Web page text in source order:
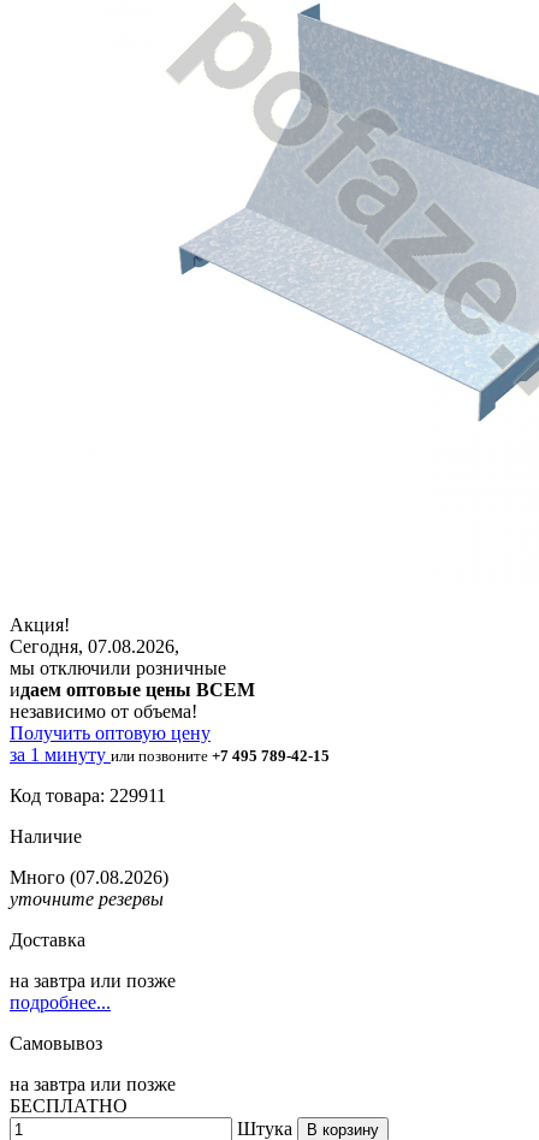
Акция!
Сегодня, 07.08.2026,
мы отключили розничные
идаем оптовые цены ВСЕМ
независимо от объема!
Получить оптовую цену
за 1 минуту или позвоните +7 495 789-42-15
Код товара: 229911
Наличие
Много (07.08.2026)
уточните резервы
Доставка
на завтра или позже
подробнее...
Самовывоз
на завтра или позже
БЕСПЛАТНО
Штука
В корзину